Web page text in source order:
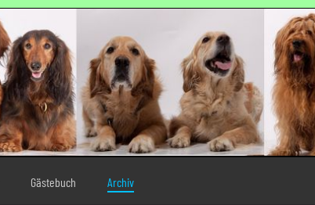
Gästebuch Archiv